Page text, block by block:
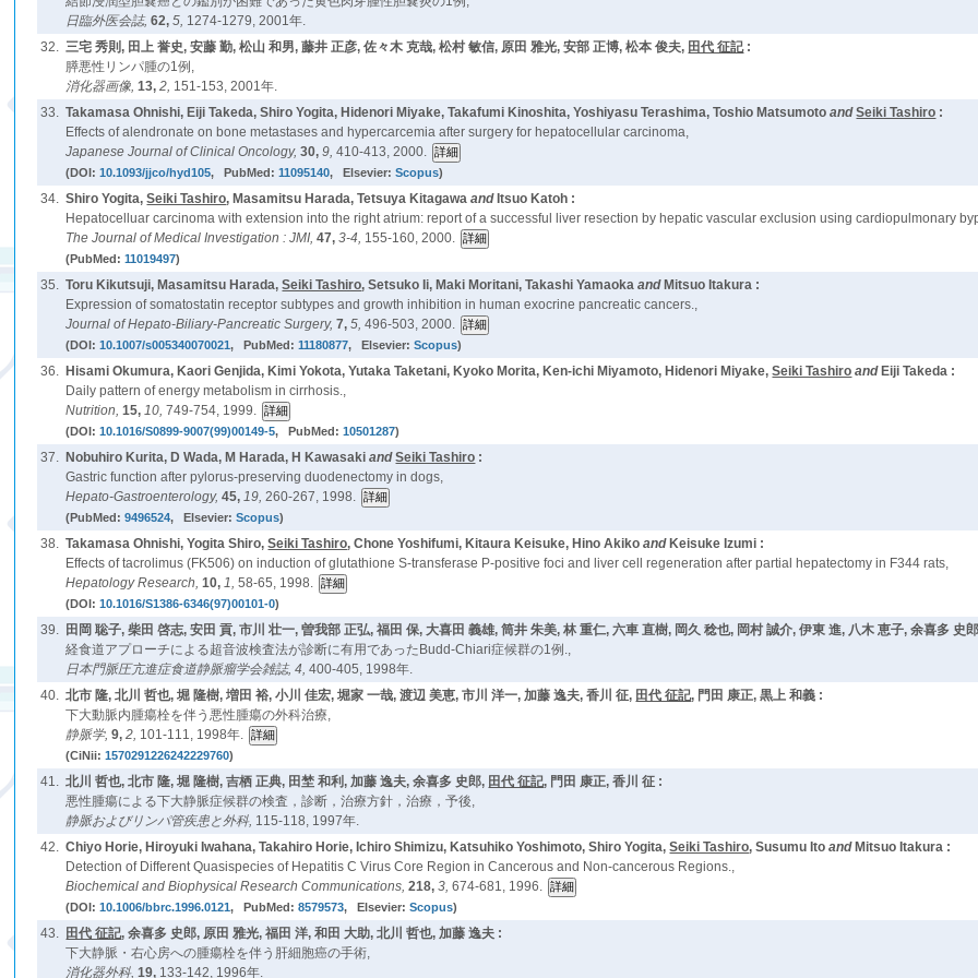
日臨外医会誌,62,5, 1274-1279, 2001年.
32. 三宅 秀則, 田上 誉史, 安藤 勤, 松山 和男, 藤井 正彦, 佐々木 克哉, 松村 敏信, 原田 雅光, 安部 正博, 松本 俊夫, 田代 征記:
膵悪性リンパ腫の1例,
消化器画像,13,2, 151-153, 2001年.
33. Takamasa Ohnishi, Eiji Takeda, Shiro Yogita, Hidenori Miyake, Takafumi Kinoshita, Yoshiyasu Terashima, Toshio Matsumoto andSeiki Tashiro :
Effects of alendronate on bone metastases and hypercarcemia after surgery for hepatocellular carcinoma,
Japanese Journal of Clinical Oncology,30,9,410-413, 2000.
(DOI:10.1093/jjco/hyd105, PubMed:11095140, Elsevier:Scopus)
34. Shiro Yogita,Seiki Tashiro, Masamitsu Harada, Tetsuya Kitagawa and Itsuo Katoh :
Hepatocelluar carcinoma with extension into the right atrium: report of a successful liver resection by hepatic vascular exclusion using cardiopulmonary
The Journal of Medical Investigation : JMI,47,3-4, 155-160, 2000.
(PubMed:11019497)
35. Toru Kikutsuji, Masamitsu Harada,Seiki Tashiro, Setsuko Ii, Maki Moritani, Takashi Yamaoka and Mitsuo Itakura :
Expression of somatostatin receptor subtypes and growth inhibition in human exocrine pancreatic cancers.,
Journal of Hepato-Biliary-Pancreatic Surgery,7,5,496-503, 2000.
(DOI:10.1007/s005340070021, PubMed:11180877, Elsevier:Scopus)
36. Hisami Okumura, Kaori Genjida, Kimi Yokota, Yutaka Taketani, Kyoko Morita, Ken-ichi Miyamoto, Hidenori Miyake,Seiki Tashiro and Eiji Takeda :
Daily pattern of energy metabolism in cirrhosis.,
Nutrition,15,10,749-754, 1999.
(DOI:10.1016/S0899-9007(99)00149-5, PubMed:10501287)
37. Nobuhiro Kurita, D Wada, M Harada, H Kawasaki andSeiki Tashiro :
Gastric function after pylorus-preserving duodenectomy in dogs,
Hepato-Gastroenterology,45,19,260-267, 1998.
(PubMed:9496524, Elsevier:Scopus)
38. Takamasa Ohnishi, Yogita Shiro,Seiki Tashiro, Chone Yoshifumi, Kitaura Keisuke, Hino Akiko and Keisuke Izumi :
Effects of tacrolimus (FK506) on induction of glutathione S-transferase P-positive foci and liver cell regeneration after partial hepatectomy in F344 rats,
Hepatology Research,10,1,58-65, 1998.
(DOI:10.1016/S1386-6346(97)00101-0)
39. 田岡 聡子, 柴田 啓志, 安田 貢, 市川 壮一, 曽我部 正弘, 福田 保, 大喜田 義雄, 筒井 朱美, 林 重仁, 六車 直樹, 岡久 稔也, 岡村 誠介, 伊東 進, 八木 恵子, 余喜多 史
経食道アプローチによる超音波検査法が診断に有用であったBudd-Chiari症候群の1例.,
日本門脈圧亢進症食道静脈瘤学会雑誌,4,400-405, 1998年.
40. 北市 隆, 北川 哲也, 堀 隆樹, 増田 裕, 小川 佳宏, 堀家 一哉, 渡辺 美恵, 市川 洋一, 加藤 逸夫, 香川 征, 田代 征記, 門田 康正, 黒上 和義 :
下大動脈内腫瘍栓を伴う悪性腫瘍の外科治療,
静脈学,9,2, 101-111, 1998年.
(CiNii:1570291226242229760)
41. 北川 哲也, 北市 隆, 堀 隆樹, 吉栖 正典, 田埜 和利, 加藤 逸夫, 余喜多 史郎, 田代 征記, 門田 康正, 香川 征 :
悪性腫瘍による下大静脈症候群の検査，診断，治療方針，治療，予後,
静脈およびリンパ管疾患と外科, 115-118, 1997年.
42. Chiyo Horie, Hiroyuki Iwahana, Takahiro Horie, Ichiro Shimizu, Katsuhiko Yoshimoto, Shiro Yogita,Seiki Tashiro, Susumu Ito and Mitsuo Itakura :
Detection of Different Quasispecies of Hepatitis C Virus Core Region in Cancerous and Non-cancerous Regions.,
Biochemical and Biophysical Research Communications,218,3,674-681, 1996.
(DOI:10.1006/bbrc.1996.0121, PubMed:8579573, Elsevier:Scopus)
43. 田代 征記, 余喜多 史郎, 原田 雅光, 福田 洋, 和田 大助, 北川 哲也, 加藤 逸夫 :
下大静脈・右心房への腫瘍栓を伴う肝細胞癌の手術,
消化器外科,19, 133-142, 1996年.